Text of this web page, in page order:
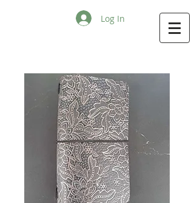
Log In